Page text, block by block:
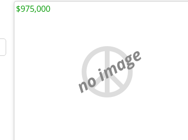
no image
$975,000